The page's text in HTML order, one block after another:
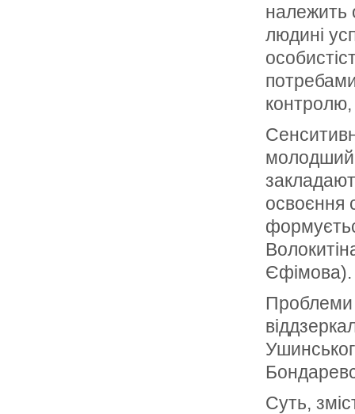
належить
людині
контролю,
молодший
освоєння
Єфімова).
Проблеми
Суть,